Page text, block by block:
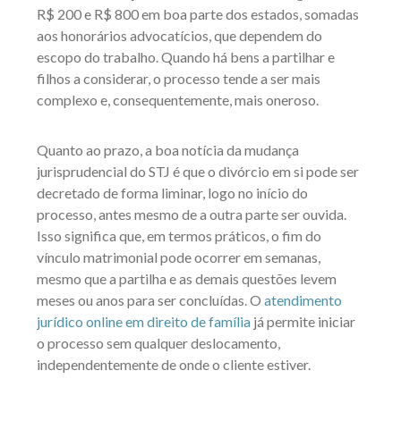
R$ 200 e R$ 800 em boa parte dos estados, somadas
aos honorários advocatícios, que dependem do
escopo do trabalho. Quando há bens a partilhar e
filhos a considerar, o processo tende a ser mais
complexo e, consequentemente, mais oneroso.
Quanto ao prazo, a boa notícia da mudança
jurisprudencial do STJ é que o divórcio em si pode ser
decretado de forma liminar, logo no início do
processo, antes mesmo de a outra parte ser ouvida.
Isso significa que, em termos práticos, o fim do
vínculo matrimonial pode ocorrer em semanas,
mesmo que a partilha e as demais questões levem
meses ou anos para ser concluídas. O atendimento
jurídico online em direito de família já permite iniciar
o processo sem qualquer deslocamento,
independentemente de onde o cliente estiver.